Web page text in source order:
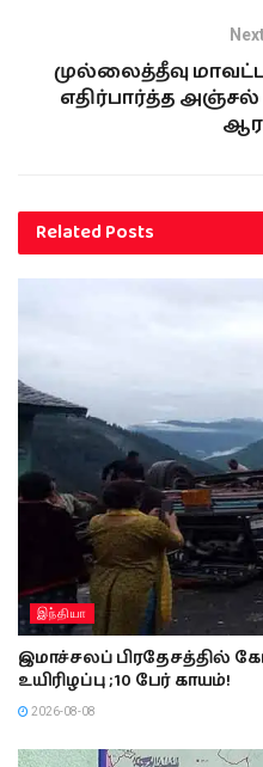
முல்லைத்தீவு
எதிர்பார்த்த
RelatedPosts
இந்தியா
இமாச்சலப் பிரதேசத்தில்
உயிரிழப்பு ; 10 பேர் காயம்!
2026-08-08